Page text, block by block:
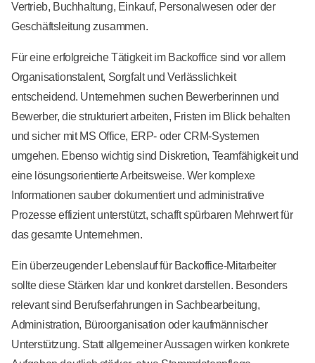
Vertrieb, Buchhaltung, Einkauf, Personalwesen oder der
Geschäftsleitung zusammen.
Für eine erfolgreiche Tätigkeit im Backoffice sind vor allem
Organisationstalent, Sorgfalt und Verlässlichkeit
entscheidend. Unternehmen suchen Bewerberinnen und
Bewerber, die strukturiert arbeiten, Fristen im Blick behalten
und sicher mit MS Office, ERP- oder CRM-Systemen
umgehen. Ebenso wichtig sind Diskretion, Teamfähigkeit und
eine lösungsorientierte Arbeitsweise. Wer komplexe
Informationen sauber dokumentiert und administrative
Prozesse effizient unterstützt, schafft spürbaren Mehrwert für
das gesamte Unternehmen.
Ein überzeugender Lebenslauf für Backoffice-Mitarbeiter
sollte diese Stärken klar und konkret darstellen. Besonders
relevant sind Berufserfahrungen in Sachbearbeitung,
Administration, Büroorganisation oder kaufmännischer
Unterstützung. Statt allgemeiner Aussagen wirken konkrete